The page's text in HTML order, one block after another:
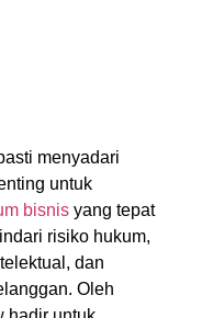
menyadari
untuk
bisnis yang tepat
risiko hukum,
dan
Oleh